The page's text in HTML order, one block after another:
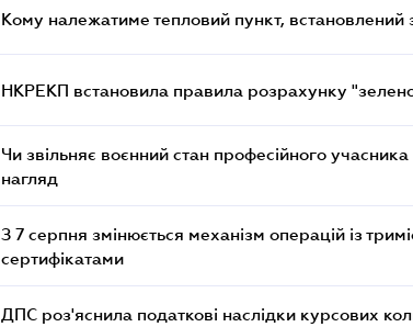
Кому належатиме тепловий пункт, встановлений
НКРЕКП встановила правила розрахунку
Чи звільняє воєнний стан професійного
нагляд
З 7 серпня змінюється механізм операцій із
сертифікатами
ДПС роз'яснила податкові наслідки курсових